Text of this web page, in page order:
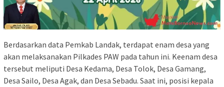
Berdasarkan data Pemkab Landak, terdapat enam desa yang
akan melaksanakan Pilkades PAW pada tahun ini. Keenam desa
tersebut meliputi Desa Kedama, Desa Tolok, Desa Gamang,
Desa Sailo, Desa Agak, dan Desa Sebadu. Saat ini, posisi kepala